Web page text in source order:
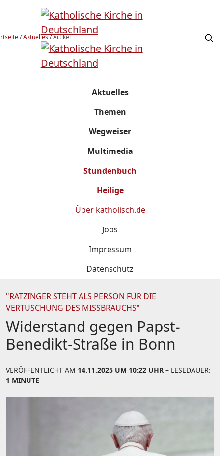
/Aktuelles/Artikel
Aktuelles
Themen
Wegweiser
Multimedia
Stundenbuch
Heilige
Über katholisch.de
Jobs
Impressum
Datenschutz
"RATZINGER STEHT ALS PERSON FÜR DIE
VERTUSCHUNG DES MISSBRAUCHS"
Widerstand gegen Papst-
Benedikt-Straße in Bonn
VERÖFFENTLICHT AM 14.11.2025 UM 10:22 UHR – LESEDAUER:
1 MINUTE